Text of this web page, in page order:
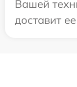
Вашей
доставит